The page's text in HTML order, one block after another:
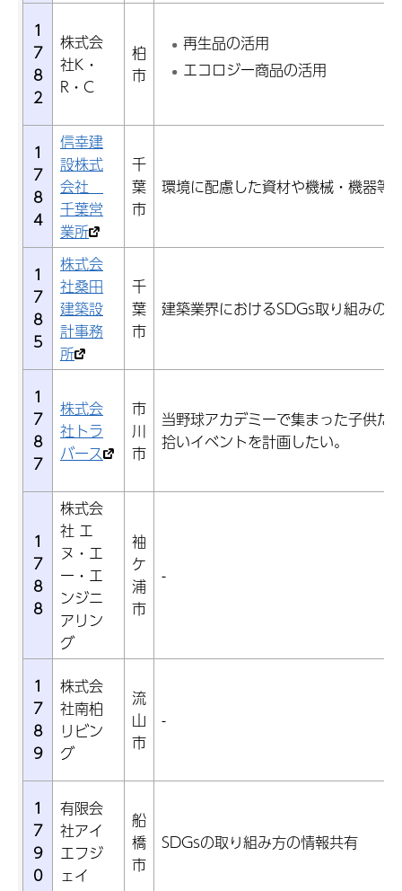
1
7
8
2
株式会
社K・
R・C
柏
市
再生品の活用
エコロジー商品の活用
1
7
8
4
信幸建
設株式
会社
千葉営
業所
千
葉
市
環境に配慮した資材や機械・機器等
1
7
8
5
株式会
社桑田
建築設
計事務
所
千
葉
市
建築業界におけるSDGs取り組みの
1
7
8
7
株式会
社トラ
バース
市
川
市
当野球アカデミーで集まった子供た
拾いイベントを計画したい。
1
7
8
8
株式会
社 エ
ヌ・エ
ー・エ
ンジニ
アリン
グ
袖
ケ
浦
市
-
1
7
8
9
株式会
社南柏
リビン
グ
流
山
市
-
1
7
9
0
有限会
社アイ
エフジ
ェイ
船
橋
市
SDGsの取り組み方の情報共有